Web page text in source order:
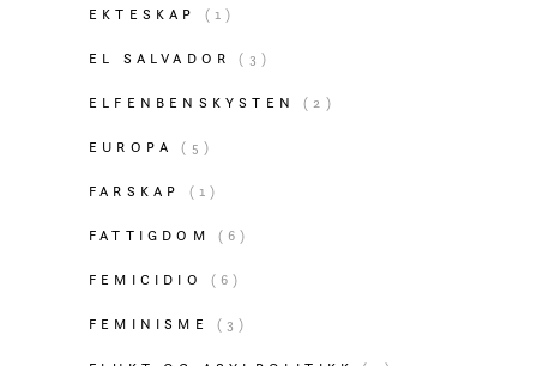
EKTESKAP (1)
EL SALVADOR (3)
ELFENBENSKYSTEN (2)
EUROPA (5)
FARSKAP (1)
FATTIGDOM (6)
FEMICIDIO (6)
FEMINISME (3)